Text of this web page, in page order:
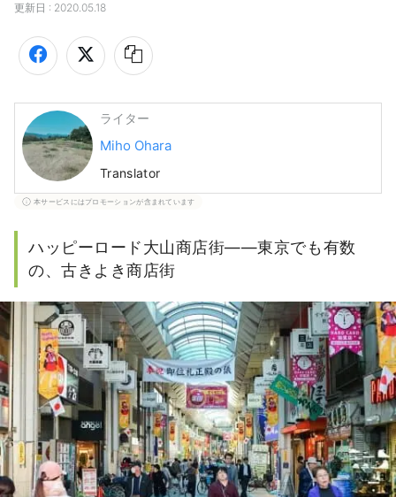
更新日 : 2020.05.18
ライター
Miho Ohara
Translator
本サービスにはプロモーションが含まれています
ハッピーロード大山商店街――東京でも有数
の、古きよき商店街